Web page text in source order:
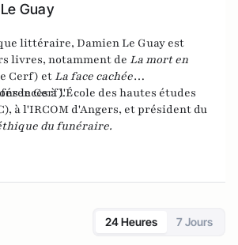
Guay
littéraire, Damien Le Guay est
livres, notamment de La mort en
Cerf) et La face cachée
le Cerf).à l'École des hautes études
à l'IRCOM d'Angers, et président du
du funéraire.
24 Heures 7 Jours